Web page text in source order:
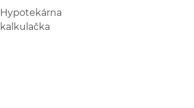
Hypotekárna
kalkulačka